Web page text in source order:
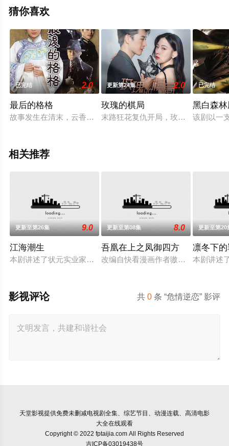
至豆瓣电视剧、电视猫或剧情网等平台了解。
猜你喜欢
已完结 2.0
最后的格格
故事发生在清末，云香格格（霍思燕 饰）与戏子温良玉（陈键锋
更新第24集 2.0
玫瑰的棋局
末路狂花复仇开局，玫瑰的棋局电视
已完结
黑白森
该剧以一
相关推荐
更新至第26集 9.0
江海潮生
本剧讲述了状元实业家张謇创办大生企业，实业报国的故事。甲
更新至第08集 8.0
吾凰在上之凤御四方
改编自快看漫画作者嗷小泽的独家连
更新至第20
凛冬下
本剧讲述
共0 条 “危情逆恋” 影评
影视评论
天堂影视提供免费未删减电视剧全集、综艺节目、动漫连载、高清电影
大全在线观看
Copyright © 2022 fptaijia.com All Rights Reserved
吉ICP备03019438号